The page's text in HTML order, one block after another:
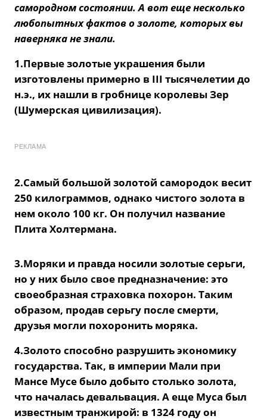
самородном состоянии. А вот еще несколько
любопытных фактов о золоте, которых вы
наверняка не знали.
1.Первые золотые украшения были
изготовлены примерно в III тысячелетии до
н.э., их нашли в гробнице королевы Зер
(Шумерская цивилизация).
РЕКЛАМА
2.Самый большой золотой самородок весит
250 килограммов, однако чистого золота в
нем около 100 кг. Он получил название
Плита Холтермана.
3.Моряки и правда носили золотые серьги,
но у них было свое предназначение: это
своеобразная страховка похорон. Таким
образом, продав серьгу после смерти,
друзья могли похоронить моряка.
4.Золото способно разрушить экономику
государства. Так, в империи Мали при
Мансе Мусе было добыто столько золота,
что началась девальвация. А еще Муса был
известным транжирой: в 1324 году он